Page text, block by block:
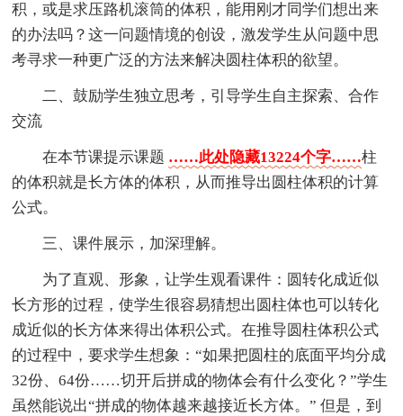
积，或是求压路机滚筒的体积，能用刚才同学们想出来
的办法吗？这一问题情境的创设，激发学生从问题中思
考寻求一种更广泛的方法来解决圆柱体积的欲望。
二、鼓励学生独立思考，引导学生自主探索、合作
交流
在本节课提示课题 ……此处隐藏13224个字……柱
的体积就是长方体的体积，从而推导出圆柱体积的计算
公式。
三、课件展示，加深理解。
为了直观、形象，让学生观看课件：圆转化成近似
长方形的过程，使学生很容易猜想出圆柱体也可以转化
成近似的长方体来得出体积公式。在推导圆柱体积公式
的过程中，要求学生想象：“如果把圆柱的底面平均分成
32份、64份……切开后拼成的物体会有什么变化？”学生
虽然能说出“拼成的物体越来越接近长方体。” 但是，到